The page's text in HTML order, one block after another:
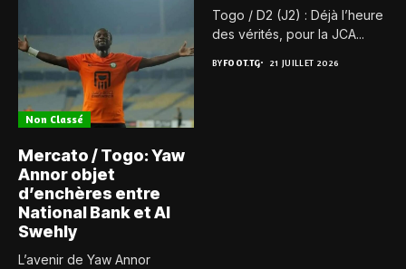
Non Classé
Mercato / Togo: Yaw
Annor objet
d’enchères entre
National Bank et Al
Swehly
L’avenir de Yaw Annor
Togo / D2 (J2) : Déjà l’heure
des vérités, pour la JCA...
BYFOOT.TG 21 JUILLET 2026